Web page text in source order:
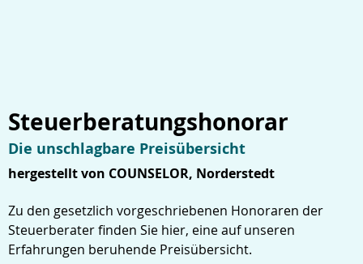
Steuerberatungshonorar
Die unschlagbare Preisübersicht
hergestellt von COUNSELOR, Norderstedt
Zu den gesetzlich vorgeschriebenen Honoraren der
Steuerberater finden Sie hier, eine auf unseren
Erfahrungen beruhende Preisübersicht.